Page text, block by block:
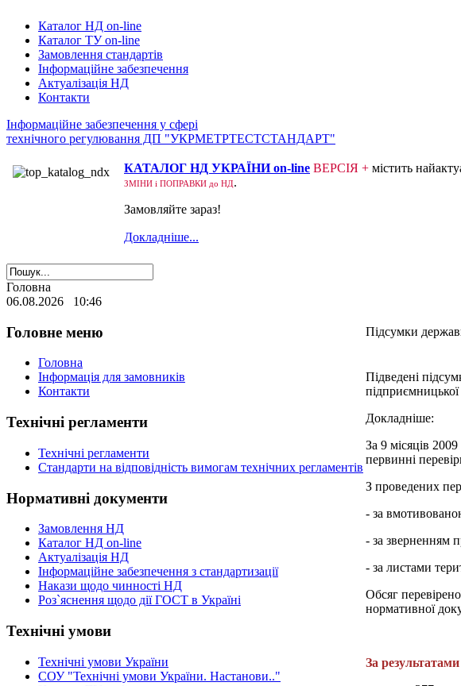
Каталог НД on-line
Каталог ТУ on-line
Замовлення стандартів
Інформаційне забезпечення
Актуалізація НД
Контакти
Інформаційне забезпечення у сфері
технічного регулювання ДП "УКРМЕТРТЕСТСТАНДАРТ"
КАТАЛОГ НД УКРАЇНИ on-line ВЕРСІЯ + містить
ЗМІНИ і ПОПРАВКИ до НД.
Замовляйте зараз!
Докладніше...
Головна
06.08.2026 10:46
Головне меню
Головна
Інформація для замовників
Контакти
Технічні регламенти
Технічні регламенти
Стандарти на відповідність вимогам технічних регламентів
Нормативні документи
Замовлення НД
Каталог НД on-line
Актуалізація НД
Інформаційне забезпечення з стандартизації
Накази щодо чинності НД
Роз`яснення щодо дії ГОСТ в Україні
Технічні умови
Технічні умови України
СОУ "Технічні умови України. Настанови.."
Підсумки
Підведені
підприємницької
Докладніше:
За 9 місяців
первинні
З проведених
- за
- за зверненням
- за листами
Обсяг
нормативної
За